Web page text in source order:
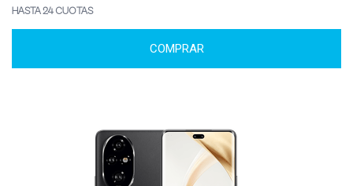
HASTA 24 CUOTAS
COMPRAR